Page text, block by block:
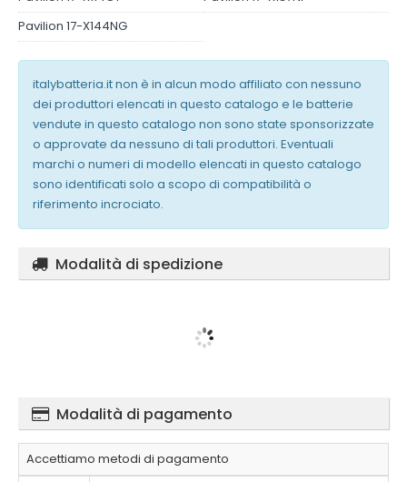
Pavilion 17-X144NG
italybatteria.it non è in alcun modo affiliato con nessuno
dei produttori elencati in questo catalogo e le batterie
vendute in questo catalogo non sono state sponsorizzate
o approvate da nessuno di tali produttori. Eventuali
marchi o numeri di modello elencati in questo catalogo
sono identificati solo a scopo di compatibilità o
riferimento incrociato.
Modalità di spedizione
Modalità di pagamento
Accettiamo metodi di pagamento